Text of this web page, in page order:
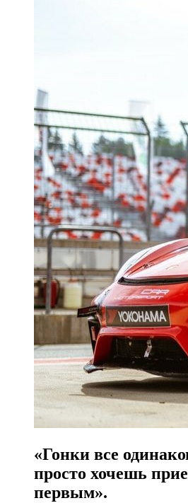
«Гонки все
просто хочешь
первым».